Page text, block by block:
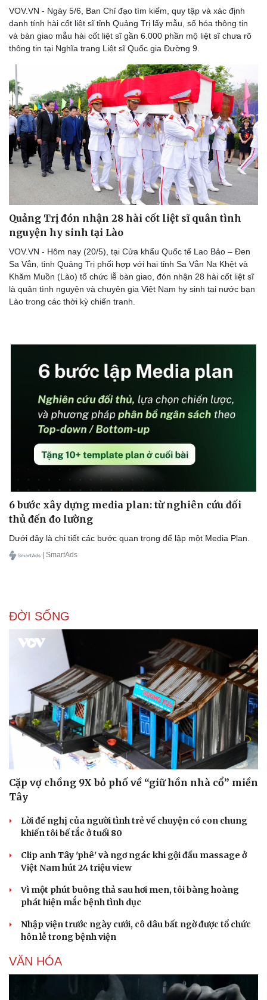
Doanh nghiệp 24h
Doanh nhân
Vì cộng đồng
Sành điệu
Tin Công nghệ
Trải nghiệm
Chuyển đổi số
Sức khỏe
Dinh dưỡng - món ngon
Cây thuốc
Sản phụ khoa
Nam khoa
Đời sống
Blog
VOV.VN - Ngày 5/6, Ban Chỉ đạo tìm kiếm, quy tập và xác định
danh tính hài cốt liệt sĩ tỉnh Quảng Trị lấy mẫu, số hóa thông tin
và bàn giao mẫu hài cốt liệt sĩ gần 6.000 phần mộ liệt sĩ chưa rõ
thông tin tại Nghĩa trang Liệt sĩ Quốc gia Đường 9.
Quảng Trị đón nhận 28 hài cốt liệt sĩ quân tình
nguyện hy sinh tại Lào
VOV.VN - Hôm nay (20/5), tại Cửa khẩu Quốc tế Lao Bảo – Đen
Sa Vẳn, tỉnh Quảng Trị phối hợp với hai tỉnh Sa Vẳn Na Khệt và
Khăm Muồn (Lào) tổ chức lễ bàn giao, đón nhận 28 hài cốt liệt sĩ
là quân tình nguyện và chuyên gia Việt Nam hy sinh tại nước bạn
Lào trong các thời kỳ chiến tranh.
6 bước xây dựng media plan: từ nghiên cứu đối
thủ đến đo lường
Dưới đây là chi tiết các bước quan trọng để lập một Media Plan.
| SmartAds
ĐỜI SỐNG
Cặp vợ chồng 9X bỏ phố về “giữ hồn nhà cổ” miền
Tây
Lời đề nghị của người tình trẻ về chuyện có con chung
khiến tôi bế tắc ở tuổi 80
Clip anh Tây 'phê' và ngơ ngác khi gội đầu massage ở
Việt Nam hút 24 triệu view
Vì một phút buông thả sau hơi men, tôi bàng hoàng
phát hiện mắc bệnh tình dục
Nhập viện trước ngày cưới, cô dâu bất ngờ được tổ chức
hôn lễ trong bệnh viện
VĂN HÓA